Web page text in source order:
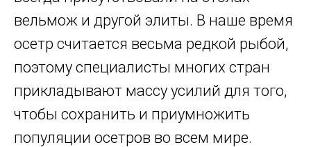
вельмож и другой элиты. В наше время
осетр считается весьма редкой рыбой,
поэтому специалисты многих стран
прикладывают массу усилий для того,
чтобы сохранить и приумножить
популяции осетров во всем мире.